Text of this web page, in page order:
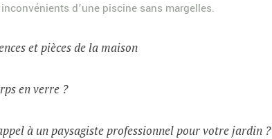
d’une piscine sans margelles.
et pièces de la maison
en verre ?
à un paysagiste professionnel pour votre jardin ?